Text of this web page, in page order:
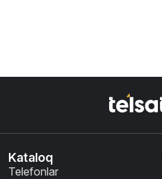
Kataloq
Telefonlar